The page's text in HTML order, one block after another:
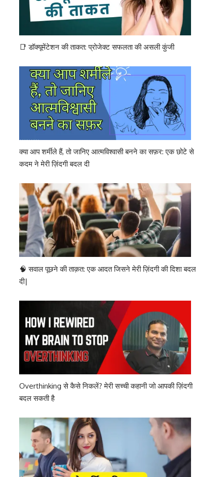
📑 डॉक्यूमेंटेशन की ताकत: प्रोजेक्ट सफलता की असली कुंजी
क्या आप शर्मीले हैं, तो जानिए आत्मविश्वासी बनने का सफ़र: एक छोटे से
कदम ने मेरी ज़िंदगी बदल दी
🧠 सवाल पूछने की ताक़त: एक आदत जिसने मेरी ज़िंदगी की दिशा बदल
दी|
Overthinking से कैसे निकलें? मेरी सच्ची कहानी जो आपकी ज़िंदगी
बदल सकती है